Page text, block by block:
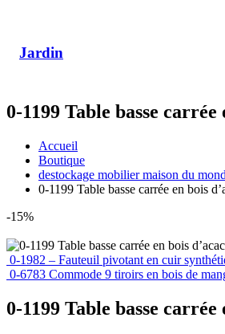
Jardin
0-1199 Table basse
Accueil
Boutique
destockage mobilier maison du
0-1199 Table basse carrée en bois
-15%
0-1982 – Fauteuil pivotant en cuir
0-6783 Commode 9 tiroirs en bois de
0-1199 Table basse